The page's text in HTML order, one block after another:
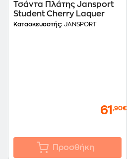
Τσάντα Πλάτης Jansport
Student Cherry Laquer
Κατασκευαστής: JANSPORT
61 ,90€
Προσθήκη